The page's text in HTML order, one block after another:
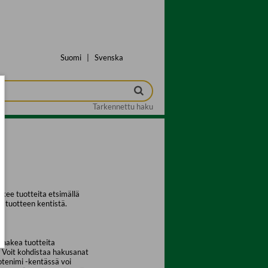
Suomi Svenska
Tarkennettu haku
tuotteita etsimällä
tuotteen kentistä.
hakea tuotteita
kohdistaa hakusanat
-kentässä voi